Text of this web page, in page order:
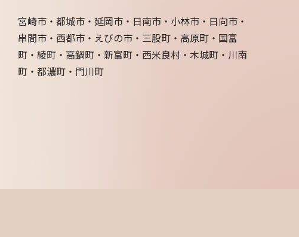
宮崎市・都城市・延岡市・日南市・小林市・日向市・
串間市・西都市・えびの市・三股町・高原町・国富
町・綾町・高鍋町・新富町・西米良村・木城町・川南
町・都濃町・門川町